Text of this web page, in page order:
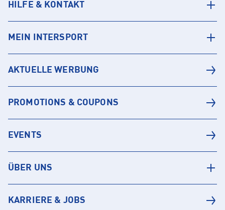
HILFE & KONTAKT
MEIN INTERSPORT
AKTUELLE WERBUNG
PROMOTIONS & COUPONS
EVENTS
ÜBER UNS
KARRIERE & JOBS